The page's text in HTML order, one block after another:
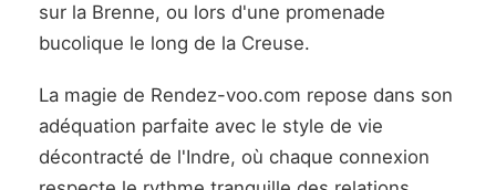
sur la Brenne, ou lors d'une promenade
bucolique le long de la Creuse.
La magie de Rendez-voo.com repose dans son
adéquation parfaite avec le style de vie
décontracté de l'Indre, où chaque connexion